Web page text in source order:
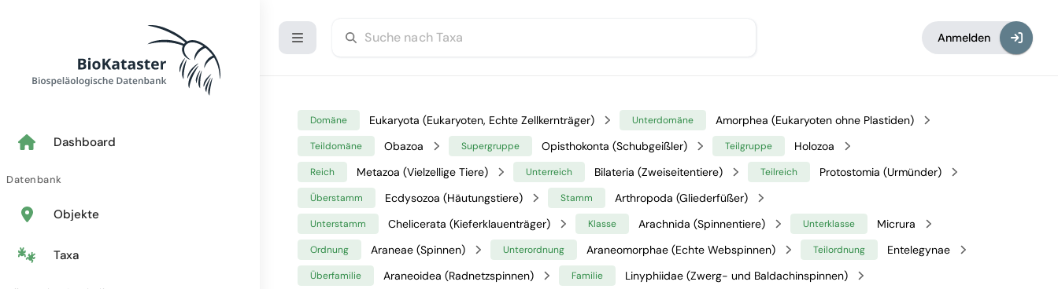
Dashboard
Datenbank
Objekte
Taxa
Anmelden
Domäne Eukaryota (Eukaryoten, Echte Zellkernträger) Unterdomäne Amorphea (Eukaryoten ohne Plastiden)
Teildomäne Obazoa Supergruppe Opisthokonta (Schubgeißler) Teilgruppe Holozoa
Reich Metazoa (Vielzellige Tiere) Unterreich Bilateria (Zweiseitentiere) Teilreich Protostomia (Urmünder)
Überstamm Ecdysozoa (Häutungstiere) Stamm Arthropoda (Gliederfüßer)
Unterstamm Chelicerata (Kieferklauenträger) Klasse Arachnida (Spinnentiere) Unterklasse Micrura
Ordnung Araneae (Spinnen) Unterordnung Araneomorphae (Echte Webspinnen) Teilordnung Entelegynae
Überfamilie Araneoidea (Radnetzspinnen) Familie Linyphiidae (Zwerg- und Baldachinspinnen)